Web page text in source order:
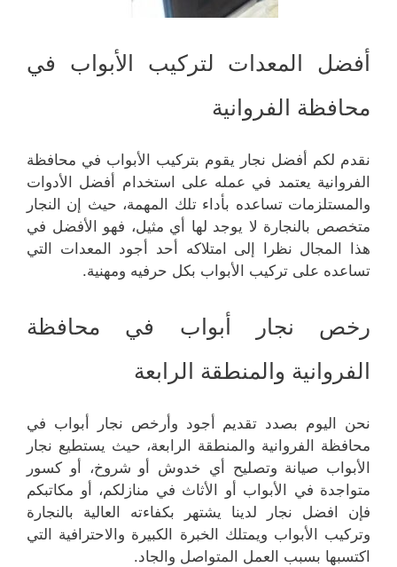
أفضل المعدات لتركيب الأبواب في
محافظة الفروانية
نقدم لكم أفضل نجار يقوم بتركيب الأبواب في محافظة
الفروانية يعتمد في عمله على استخدام أفضل الأدوات
والمستلزمات تساعده بأداء تلك المهمة، حيث إن النجار
متخصص بالنجارة لا يوجد لها أي مثيل، فهو الأفضل في
هذا المجال نظرا إلى امتلاكه أحد أجود المعدات التي
تساعده على تركيب الأبواب بكل حرفيه ومهنية.
رخص نجار أبواب في محافظة
الفروانية والمنطقة الرابعة
نحن اليوم بصدد تقديم أجود وأرخص نجار أبواب في
محافظة الفروانية والمنطقة الرابعة، حيث يستطيع نجار
الأبواب صيانة وتصليح أي خدوش أو شروخ، أو كسور
متواجدة في الأبواب أو الأثاث في منازلكم، أو مكاتبكم
فإن افضل نجار لدينا يشتهر بكفاءته العالية بالنجارة
وتركيب الأبواب ويمتلك الخبرة الكبيرة والاحترافية التي
اكتسبها بسبب العمل المتواصل والجاد.